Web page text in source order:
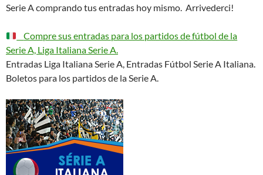
Serie A comprando tus entradas hoy mismo. Arrivederci!
Compre sus entradas para los partidos de fútbol de la
Serie A, Liga Italiana Serie A.
Entradas Liga Italiana Serie A, Entradas Fútbol Serie A Italiana.
Boletos para los partidos de la Serie A.